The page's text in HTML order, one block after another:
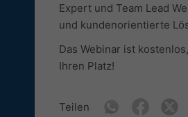
Expert und Team Lead
und kundenorientierte
Das Webinar ist
Ihren Platz!
Teilen